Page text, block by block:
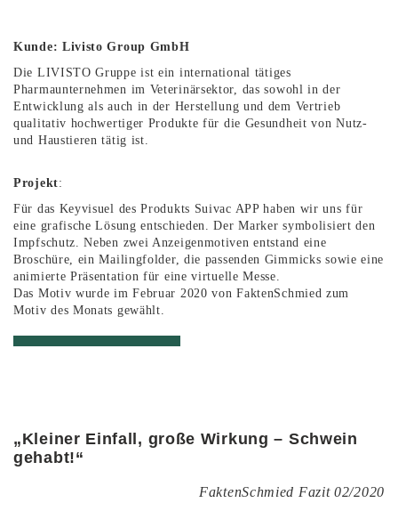
Kunde: Livisto Group GmbH
Die LIVISTO Gruppe ist ein international tätiges
Pharmaunternehmen im Veterinärsektor, das sowohl in der
Entwicklung als auch in der Herstellung und dem Vertrieb
qualitativ hochwertiger Produkte für die Gesundheit von Nutz-
und Haustieren tätig ist.
Projekt:
Für das Keyvisuel des Produkts Suivac APP haben wir uns für
eine grafische Lösung entschieden. Der Marker symbolisiert den
Impfschutz. Neben zwei Anzeigenmotiven entstand eine
Broschüre, ein Mailingfolder, die passenden Gimmicks sowie eine
animierte Präsentation für eine virtuelle Messe.
Das Motiv wurde im Februar 2020 von FaktenSchmied zum
Motiv des Monats gewählt.
„Kleiner Einfall, große Wirkung – Schwein
gehabt!“
FaktenSchmied Fazit 02/2020